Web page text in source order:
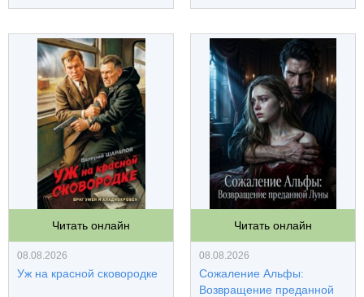
Читать онлайн
08.08.2026
Уж на красной сковородке
Читать онлайн
08.08.2026
Сожаление Альфы:
Возвращение преданной